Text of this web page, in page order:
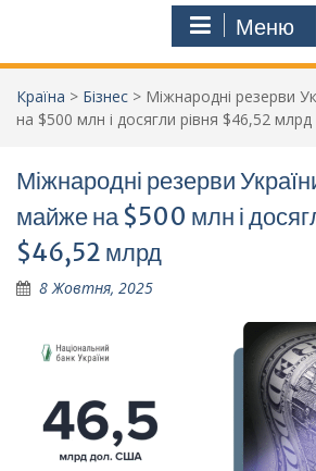
Меню
Країна > Бізнес > Міжнародні резерви
на $500 млн і досягли рівня $46,52 млрд
Міжнародні резерви
майже на $500 млн і
$46,52 млрд
8 Жовтня, 2025